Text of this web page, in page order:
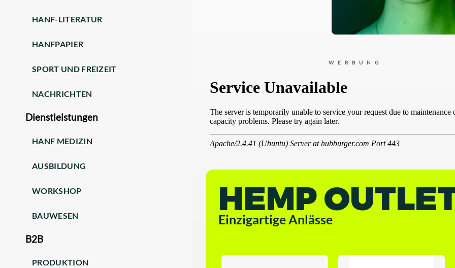
HANF-LITERATUR
HANFPAPIER
SPORT UND FREIZEIT
NACHRICHTEN
Dienstleistungen
HANF MEDIZIN
AUSBILDUNG
WORKSHOP
BAUWESEN
B2B
PRODUKTION
LESEN SIE DAS GANZE
WERBUNG
HEMP
Einzigartige Anlässe